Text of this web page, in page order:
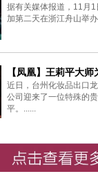
周易思想
据有关媒体报道，11月
加第二天在浙江舟山举办
【凤凰】王莉平大
划布局
近日，台州化妆品出口
公司迎来了一位特殊的
平。......